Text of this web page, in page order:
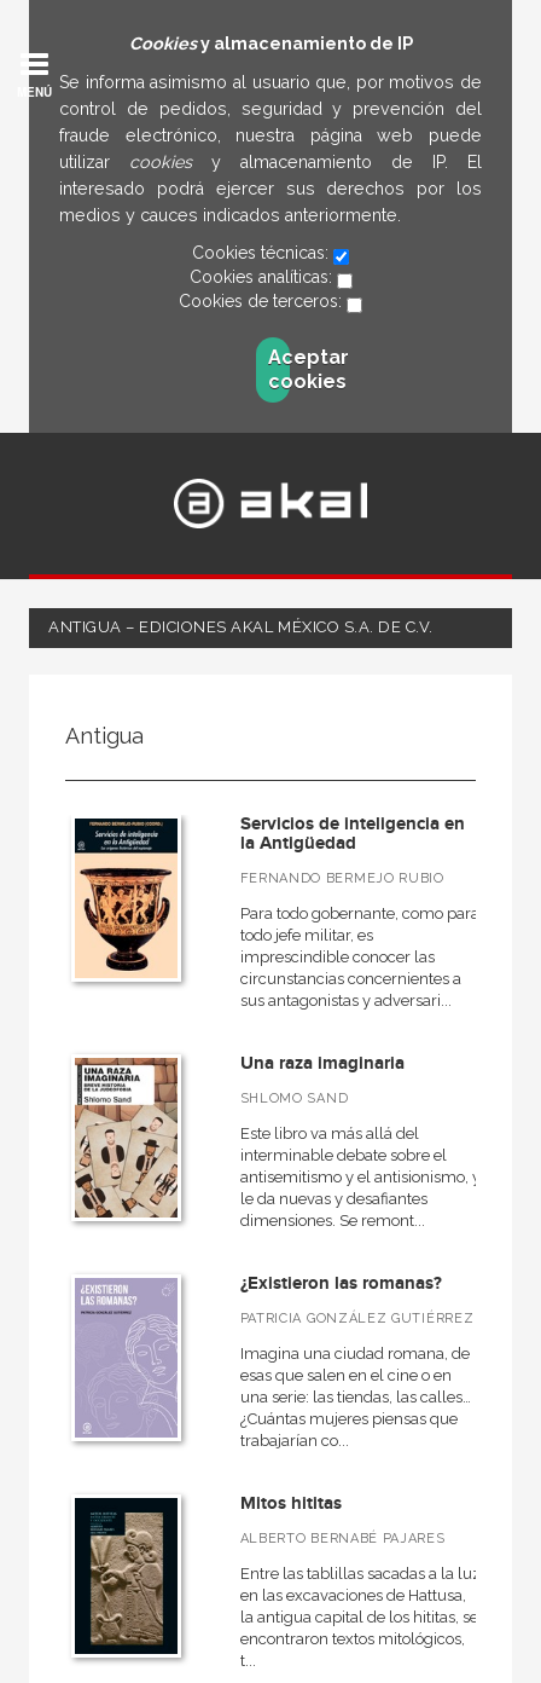
Cookiesy almacenamiento de IP
Se informa asimismo al usuario que, por motivos de
control de pedidos, seguridad y prevención del
fraude electrónico, nuestra página web puede
utilizar cookies y almacenamiento de IP. El
interesado podrá ejercer sus derechos por los
medios y cauces indicados anteriormente.
Cookies técnicas:
Cookies analíticas:
Cookies de terceros:
Aceptar
cookies
MENÚ
ANTIGUA – EDICIONES AKAL MÉXICO S.A. DE C.V.
Ciencias humanas y sociales
Historia
Antigua
MATERIAS
Arqueología
Historiografía, metodología y teoría de la historia
Antigua
Contemporánea
América
Europa
Moderna
VER TODAS... (16)
NUESTRAS COLECCIONES
50 Aniversario
Anverso
Arqueología
Antigua
Servicios de inteligencia en
la Antigüedad
FERNANDO BERMEJO RUBIO
Para todo gobernante, como para
todo jefe militar, es
imprescindible conocer las
circunstancias concernientes a
sus antagonistas y adversari...
Una raza imaginaria
SHLOMO SAND
Este libro va más allá del
interminable debate sobre el
antisemitismo y el antisionismo, y
le da nuevas y desafiantes
dimensiones. Se remont...
¿Existieron las romanas?
PATRICIA GONZÁLEZ GUTIÉRREZ
Imagina una ciudad romana, de
esas que salen en el cine o en
una serie: las tiendas, las calles…
¿Cuántas mujeres piensas que
trabajarían co...
Mitos hititas
ALBERTO BERNABÉ PAJARES
Entre las tablillas sacadas a la luz
en las excavaciones de Hattusa,
la antigua capital de los hititas, se
encontraron textos mitológicos,
t...